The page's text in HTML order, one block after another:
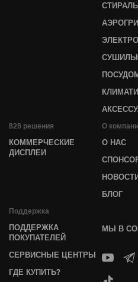
B2B решения
КОММЕРЧЕСКИЕ
ДИСПЛЕИ
О
О НАС
БЛОГ
Поддержка
ПОДДЕРЖКА
ПОКУПАТЕЛЕЙ
СЕРВИСНЫЕ ЦЕНТРЫ
ГДЕ КУПИТЬ?
МЫ В